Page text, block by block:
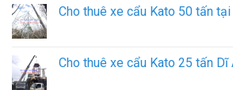
Cho thuê xe cẩu Kato 50 tấn
Cho thuê xe cẩu Kato 25 tấn Dĩ